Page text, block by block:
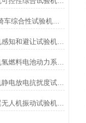
SRT-Z648 电动轮椅车综合性试验机可以用在哪些方面
SRT-JQ044 无人机感知和避让试验机的应用领域有哪些
SRT-JQ048 无人机静电放电抗扰度试验机有哪些特点
SRT-JQ021 多旋翼无人机振动试验机简单介绍 质量保证